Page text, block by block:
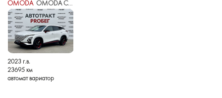
OMODAOMODA C5 I
2023 г.в.
23695 км
автомат вариатор